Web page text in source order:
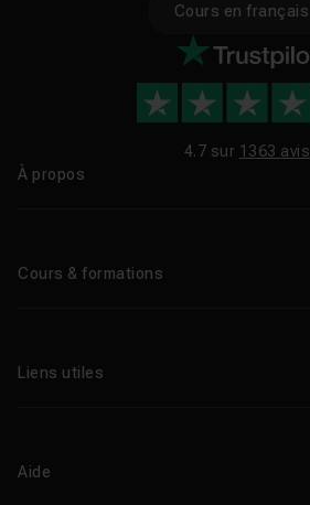
Cours en français
4.7 sur 1363 avis
À propos
Cours & formations
Formations certifiantes
Promos
Liens utiles
Centres de formation
Aide